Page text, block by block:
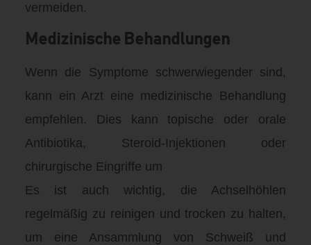
vermeiden.
Medizinische Behandlungen
Wenn die Symptome schwerwiegender sind,
kann ein Arzt eine medizinische Behandlung
empfehlen. Dies kann topische oder orale
Antibiotika, Steroid-Injektionen oder
chirurgische Eingriffe um
Es ist auch wichtig, die Achselhöhlen
regelmäßig zu reinigen und trocken zu halten,
um eine Ansammlung von Schweiß und